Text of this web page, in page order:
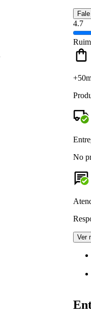
4.7
Ruim
No
Ver